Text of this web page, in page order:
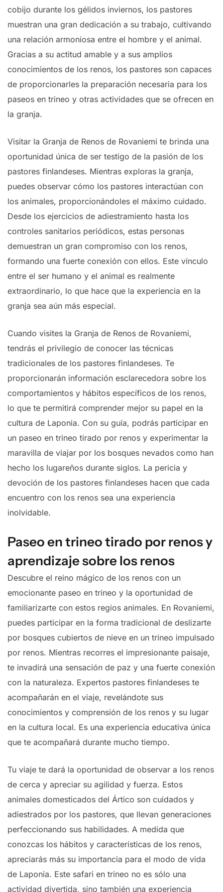
cobijo durante los gélidos inviernos, los pastores
muestran una gran dedicación a su trabajo, cultivando
una relación armoniosa entre el hombre y el animal.
Gracias a su actitud amable y a sus amplios
conocimientos de los renos, los pastores son capaces
de proporcionarles la preparación necesaria para los
paseos en trineo y otras actividades que se ofrecen en
la granja.
Visitar la Granja de Renos de Rovaniemi te brinda una
oportunidad única de ser testigo de la pasión de los
pastores finlandeses. Mientras exploras la granja,
puedes observar cómo los pastores interactúan con
los animales, proporcionándoles el máximo cuidado.
Desde los ejercicios de adiestramiento hasta los
controles sanitarios periódicos, estas personas
demuestran un gran compromiso con los renos,
formando una fuerte conexión con ellos. Este vínculo
entre el ser humano y el animal es realmente
extraordinario, lo que hace que la experiencia en la
granja sea aún más especial.
Cuando visites la Granja de Renos de Rovaniemi,
tendrás el privilegio de conocer las técnicas
tradicionales de los pastores finlandeses. Te
proporcionarán información esclarecedora sobre los
comportamientos y hábitos específicos de los renos,
lo que te permitirá comprender mejor su papel en la
cultura de Laponia. Con su guía, podrás participar en
un paseo en trineo tirado por renos y experimentar la
maravilla de viajar por los bosques nevados como han
hecho los lugareños durante siglos. La pericia y
devoción de los pastores finlandeses hacen que cada
encuentro con los renos sea una experiencia
inolvidable.
Paseo en trineo tirado por renos y
aprendizaje sobre los renos
Descubre el reino mágico de los renos con un
emocionante paseo en trineo y la oportunidad de
familiarizarte con estos regios animales. En Rovaniemi,
puedes participar en la forma tradicional de deslizarte
por bosques cubiertos de nieve en un trineo impulsado
por renos. Mientras recorres el impresionante paisaje,
te invadirá una sensación de paz y una fuerte conexión
con la naturaleza. Expertos pastores finlandeses te
acompañarán en el viaje, revelándote sus
conocimientos y comprensión de los renos y su lugar
en la cultura local. Es una experiencia educativa única
que te acompañará durante mucho tiempo.
Tu viaje te dará la oportunidad de observar a los renos
de cerca y apreciar su agilidad y fuerza. Estos
animales domesticados del Ártico son cuidados y
adiestrados por los pastores, que llevan generaciones
perfeccionando sus habilidades. A medida que
conozcas los hábitos y características de los renos,
apreciarás más su importancia para el modo de vida
de Laponia. Este safari en trineo no es sólo una
actividad divertida, sino también una experiencia